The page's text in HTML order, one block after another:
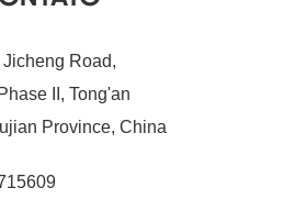
Road,
II, Tong'an
Province, China